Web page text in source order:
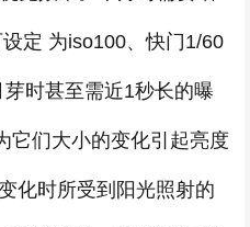
定 为iso100、快门1/60
时甚至需近1秒长的曝
它们大小的变化引起亮度
化时所受到阳光照射的